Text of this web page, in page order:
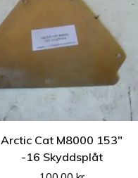
Arctic Cat M8000 153″
-16 Skyddsplåt